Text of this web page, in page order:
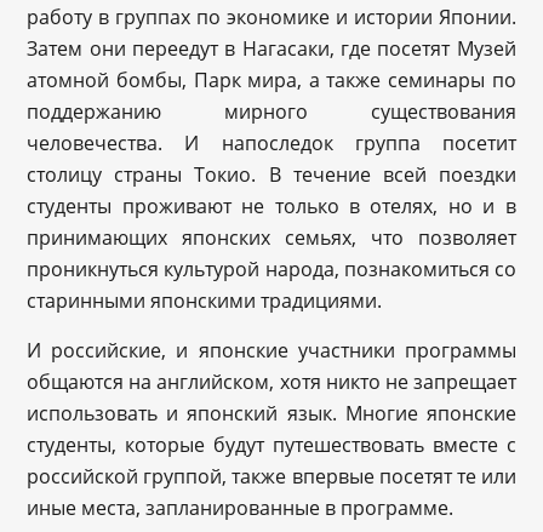
работу в группах по экономике и истории Японии.
Затем они переедут в Нагасаки, где посетят Музей
атомной бомбы, Парк мира, а также семинары по
поддержанию мирного существования
человечества. И напоследок группа посетит
столицу страны Токио. В течение всей поездки
студенты проживают не только в отелях, но и в
принимающих японских семьях, что позволяет
проникнуться культурой народа, познакомиться со
старинными японскими традициями.
И российские, и японские участники программы
общаются на английском, хотя никто не запрещает
использовать и японский язык. Многие японские
студенты, которые будут путешествовать вместе с
российской группой, также впервые посетят те или
иные места, запланированные в программе.